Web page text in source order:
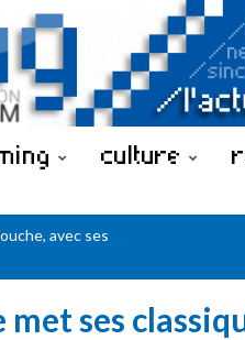
culture
avec ses
met ses